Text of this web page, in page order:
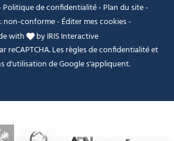
Politique de confidentialité- Plan du site-
non-conforme- Éditer mes cookies-
with
byIRIS Interactive
reCAPTCHA. Lesrègles de confidentialitéet
d'utilisationde Google s'appliquent.